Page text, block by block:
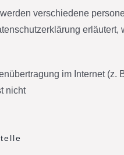
verschiedene
im Internet
nicht